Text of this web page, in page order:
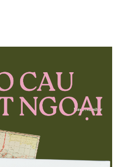
cải cách toàn diện,
ứng và nâng cao hiệu
và môi trường.